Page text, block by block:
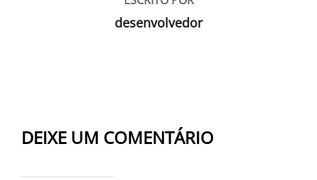
desenvolvedor
DEIXE UM COMENTÁRIO